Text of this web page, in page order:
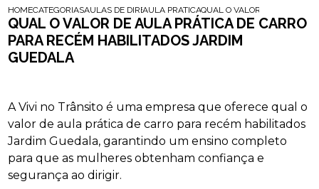
HOMECATEGORIASAULAS DE DIRECAO PARA HABILITADOS
AULA PRATICA DE CARRO PARA RECEM
QUAL O VALOR DE AULA
QUAL O VALOR DE AULA PRÁTICA DE CARRO
PARA RECÉM HABILITADOS JARDIM
GUEDALA
A Vivi no Trânsito é uma empresa que oferece qual o
valor de aula prática de carro para recém habilitados
Jardim Guedala, garantindo um ensino completo
para que as mulheres obtenham confiança e
segurança ao dirigir.